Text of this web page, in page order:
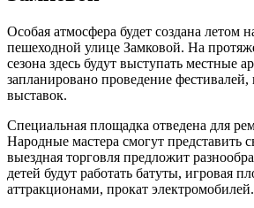
Особая атмосфера будет создана летом
пешеходной улице Замковой. На
сезона здесь будут выступать местные
запланировано проведение
выставок.
Специальная площадка отведена для
Народные мастера смогут представить
выездная торговля предложит
детей будут работать батуты, игровая
аттракционами, прокат электромобилей.